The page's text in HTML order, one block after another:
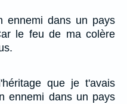
ennemi dans un pays
le feu de ma colère
que je t'avais
ennemi dans un pays